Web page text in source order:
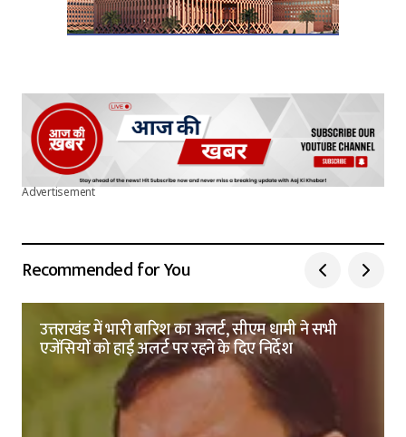
Advertisement
Recommended for You
उत्तराखंड में भारी बारिश का अलर्ट, सीएम धामी ने सभी
एजेंसियों को हाई अलर्ट पर रहने के दिए निर्देश